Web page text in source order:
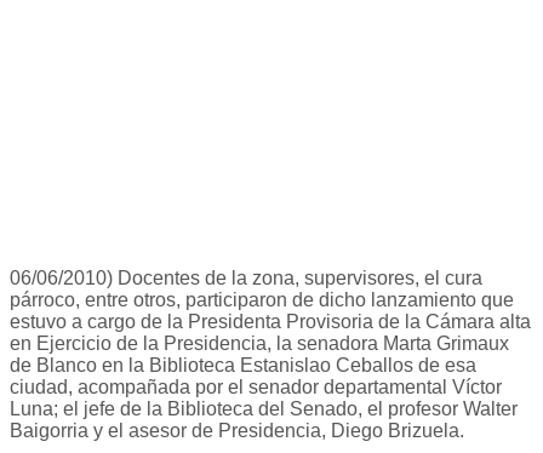
06/06/2010) Docentes de la zona, supervisores, el cura
párroco, entre otros, participaron de dicho lanzamiento que
estuvo a cargo de la Presidenta Provisoria de la Cámara alta
en Ejercicio de la Presidencia, la senadora Marta Grimaux
de Blanco en la Biblioteca Estanislao Ceballos de esa
ciudad, acompañada por el senador departamental Víctor
Luna; el jefe de la Biblioteca del Senado, el profesor Walter
Baigorria y el asesor de Presidencia, Diego Brizuela.